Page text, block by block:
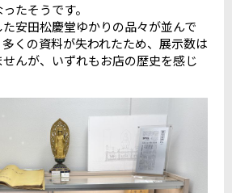
たそうです。
安田松慶堂ゆかりの品々が並んで
くの資料が失われたため、展示数は
んが、いずれもお店の歴史を感じ